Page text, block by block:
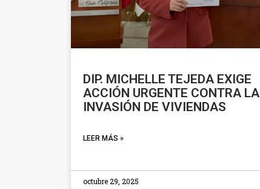
DIP. MICHELLE TEJEDA EXIGE
ACCIÓN URGENTE CONTRA LA
INVASIÓN DE VIVIENDAS
LEER MÁS »
octubre 29, 2025